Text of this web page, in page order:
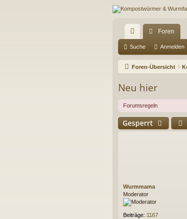
ch
ne
ug
riff
Foren
Suche Anmelden
Foren-Übersicht
Neu hier
Forumsregeln
Gesperrt
Wurmmama
Moderator
Beiträge: 1167